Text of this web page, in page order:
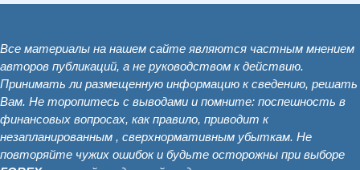
Все материалы на нашем сайте являются частным мнением
авторов публикаций, а не руководством к действию.
Принимать ли размещенную информацию к сведению, решать
Вам. Не торопитесь с выводами и помните: поспешность в
финансовых вопросах, как правило, приводит к
незапланированным , сверхнормативным убыткам. Не
повторяйте чужих ошибок и будьте осторожны при выборе